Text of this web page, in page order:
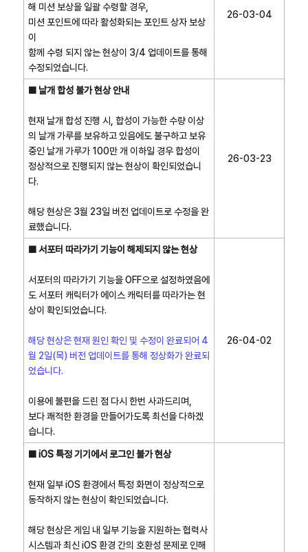
해 미션 보상을 일괄 수령할 경우,
미션 포인트에 따라 활성화되는 포인트 상자 보상
이
함께 수령 되지 않는 현상이 3/4 업데이트를 통해
수정되었습니다.
26-03-04
■ 날개 합성 불가 현상 안내
현재 날개 합성 진행 시, 합성이 가능한 수량 이상
의 날개 가루를 보유하고 있음에도 불구하고 보유
중인 날개 가루가 100만 개 이하일 경우 합성이
정상적으로 진행되지 않는 현상이 확인되었습니
다.
해당 현상은 3월 23일 버전 업데이트로 수정을 완
료했습니다.
26-03-23
■ 서포터 따라가기 기능이 해제되지 않는 현상
서포터의 따라가기 기능을 OFF으로 설정하였음에
도 서포터 캐릭터가 에이스 캐릭터를 따라가는 현
상이 확인되었습니다.
해당 현상은 현재 원인 확인 및 수정이 완료되어 4
월 2일(목) 버전 업데이트를 통해 정상화가 완료되
었습니다.
이용에 불편을 드린 점 다시 한번 사과드리며,
보다 쾌적한 환경을 만들어가도록 최선을 다하겠
습니다.
26-04-02
■ iOS 특정 기기에서 로그인 불가 현상
현재 일부 iOS 환경에서 특정 화면이 정상적으로
동작하지 않는 현상이 확인되었습니다.
해당 현상은 게임 내 일부 기능을 지원하는 협력사
시스템과 최신 iOS 환경 간의 호환성 문제로 인해